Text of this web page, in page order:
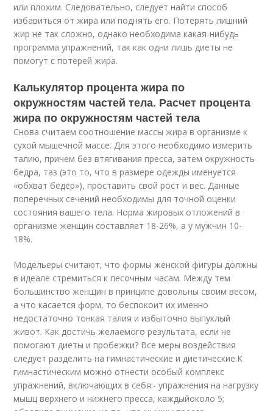
или плохим. Следовательно, следует найти способ
избавиться от жира или поднять его. Потерять лишний
жир не так сложно, однако необходима какая-нибудь
программа упражнений, так как одни лишь диеты не
помогут с потерей жира.
Калькулятор процента жира по
окружностям частей тела. Расчет процента
жира по окружностям частей тела
Снова считаем соотношение массы жира в организме к
сухой мышечной массе. Для этого необходимо измерить
талию, причем без втягивания пресса, затем окружность
бедра, таз (это то, что в размере одежды именуется
«обхват бёдер»), проставить свой рост и вес. Данные
поперечных сечений необходимы для точной оценки
состояния вашего тела. Норма жировых отложений в
организме женщин составляет 18-26%, а у мужчин 10-
18%.
Модельеры считают, что формы женской фигуры должны
в идеале стремиться к песочным часам. Между тем
большинство женщин в принципе довольны своим весом,
а что касается форм, то беспокоит их именно
недостаточно тонкая талия и избыточно выпуклый
живот. Как достичь желаемого результата, если не
помогают диеты и пробежки? Все меры воздействия
следует разделить на гимнастические и диетические.К
гимнастическим можно отнести особый комплекс
упражнений, включающих в себя:- упражнения на нагрузку
мышц верхнего и нижнего пресса, каждыйоколо 5;